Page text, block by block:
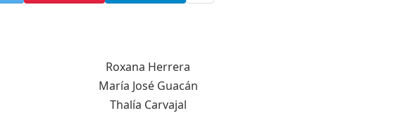
Roxana Herrera
María José Guacán
Thalía Carvajal